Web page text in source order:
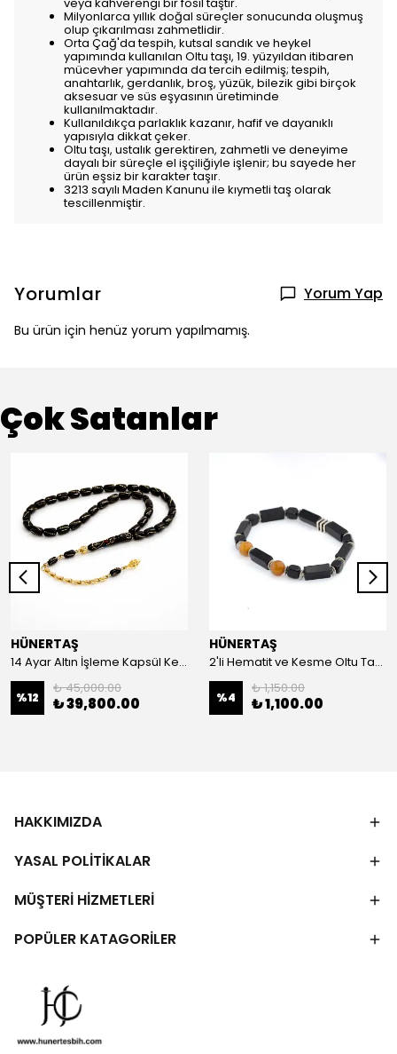
Milyonlarca yıllık doğal süreçler sonucunda oluşmuş
olup çıkarılması zahmetlidir.
Orta Çağ'da tespih, kutsal sandık ve heykel
yapımında kullanılan Oltu taşı, 19. yüzyıldan itibaren
mücevher yapımında da tercih edilmiş; tespih,
anahtarlık, gerdanlık, broş, yüzük, bilezik gibi birçok
aksesuar ve süs eşyasının üretiminde
kullanılmaktadır.
Kullanıldıkça parlaklık kazanır, hafif ve dayanıklı
yapısıyla dikkat çeker.
Oltu taşı, ustalık gerektiren, zahmetli ve deneyime
dayalı bir süreçle el işçiliğiyle işlenir; bu sayede her
ürün eşsiz bir karakter taşır.
3213 sayılı Maden Kanunu ile kıymetli taş olarak
tescillenmiştir.
Yorumlar Yorum Yap
Bu ürün için henüz yorum yapılmamış.
Çok Satanlar
HÜNERTAŞ
14 Ayar Altın İşleme Kapsül Kesim Oltu Taşı Tespih
%12
₺ 45,000.00
₺ 39,800.00
HÜNERTAŞ
2'li Hematit ve Kesme Oltu Taşı Bileklik
%4
₺ 1,150.00
₺ 1,100.00
HAKKIMIZDA
YASAL POLİTİKALAR
MÜŞTERİ HİZMETLERİ
POPÜLER KATAGORİLER